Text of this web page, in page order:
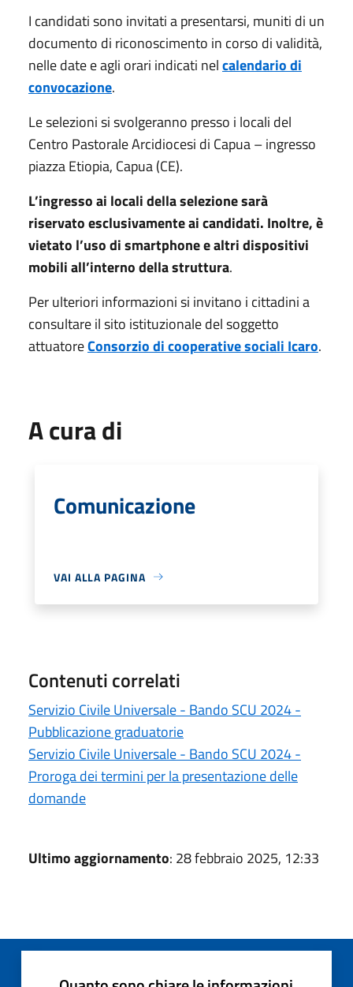
I candidati sono invitati a presentarsi, muniti di un
documento di riconoscimento in corso di validità,
nelle date e agli orari indicati nelcalendario di
convocazione.
Le selezioni si svolgeranno presso i locali del
Centro Pastorale Arcidiocesi di Capua – ingresso
piazza Etiopia, Capua (CE).
L’ingresso ai locali della selezione sarà
riservato esclusivamente ai candidati. Inoltre, è
vietato l’uso di smartphone e altri dispositivi
mobili all’interno della struttura.
Per ulteriori informazioni si invitano i cittadini a
consultare il sito istituzionale del soggetto
attuatoreConsorzio di cooperative sociali Icaro.
A cura di
Comunicazione
VAI ALLA PAGINA
Contenuti correlati
Servizio Civile Universale - Bando SCU 2024 -
Pubblicazione graduatorie
Servizio Civile Universale - Bando SCU 2024 -
Proroga dei termini per la presentazione delle
domande
Ultimo aggiornamento: 28 febbraio 2025, 12:33